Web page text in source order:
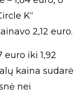
K“
2,12 euro.
euro iki 1,92
kaina sudarė
nei